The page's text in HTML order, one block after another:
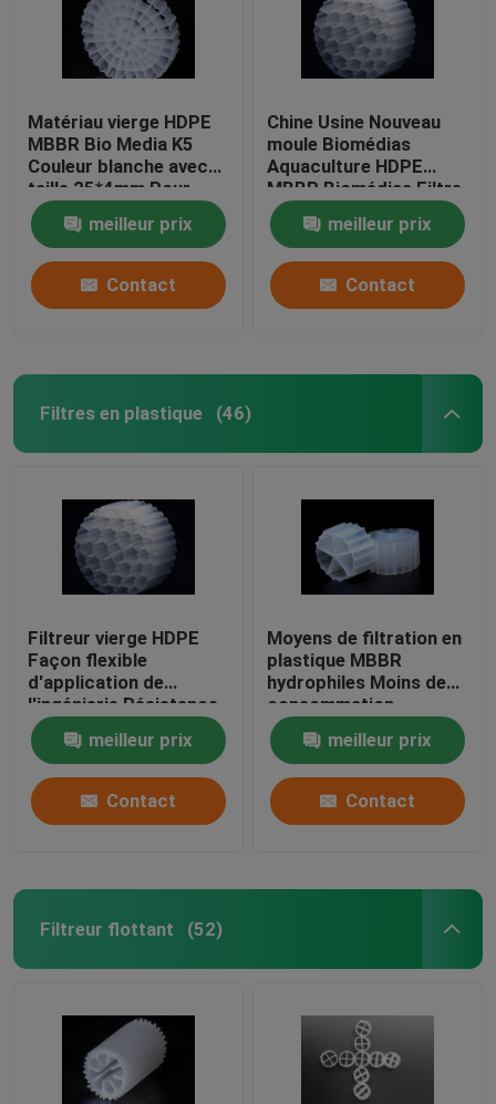
Matériau vierge HDPE
MBBR Bio Media K5
Couleur blanche avec
taille 25*4mm Pour
l'équipement IFAS
meilleur prix
Contact
Chine Usine Nouveau
moule Biomédias
Aquaculture HDPE
MBBR Biomédias Filtre
Biomasse Porteur de
médias flottants
meilleur prix
Contact
Filtres en plastique (46)
Filtreur vierge HDPE
Façon flexible
d'application de
l'ingénierie Résistance
aux chocs
meilleur prix
Contact
Moyens de filtration en
plastique MBBR
hydrophiles Moins de
consommation
d'énergie
meilleur prix
Contact
Filtreur flottant (52)